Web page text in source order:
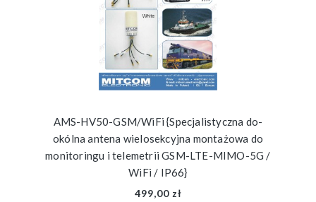
AMS-HV50-GSM/WiFi {Specjalistyczna do-
okólna antena wielosekcyjna montażowa do
monitoringu i telemetrii GSM-LTE-MIMO-5G /
WiFi / IP66}
499,00 zł